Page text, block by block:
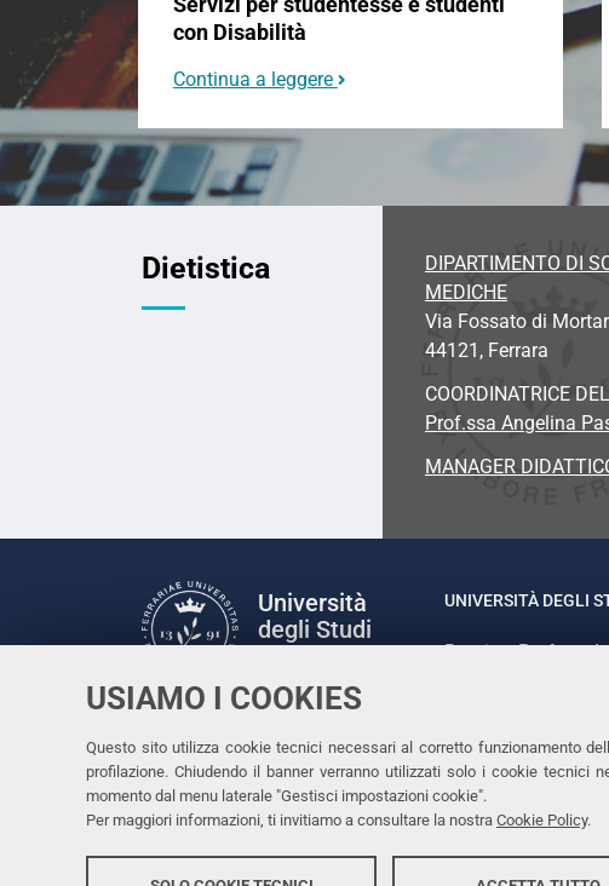
USIAMO I COOKIES
Questo sito utilizza cookie tecnici necessari al corretto funzionamento
profilazione. Chiudendo il banner verranno utilizzati solo i cookie tecnici
momento dal menu laterale "Gestisci impostazioni cookie".
Per maggiori informazioni, ti invitiamo a consultare la nostra Cookie Policy.
con Disabilità
Continua a leggere
Dietistica
DIPARTIMENTO DI
MEDICHE
Via Fossato di
44121, Ferrara
COORDINATRICE
Prof.ssa Angelina
MANAGER
Università
degli Studi
Facebook
LinkedinInstagram
Youtube
UNIVERSITÀ DEGLI
Rettrice: Prof.ssa